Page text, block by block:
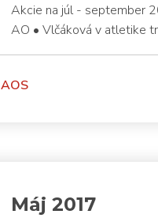
Akcie na júl - september
AO • Vlčáková v atletike
AOS
Máj 2017